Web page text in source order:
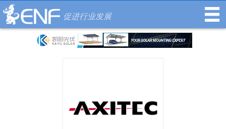
促进行业发展